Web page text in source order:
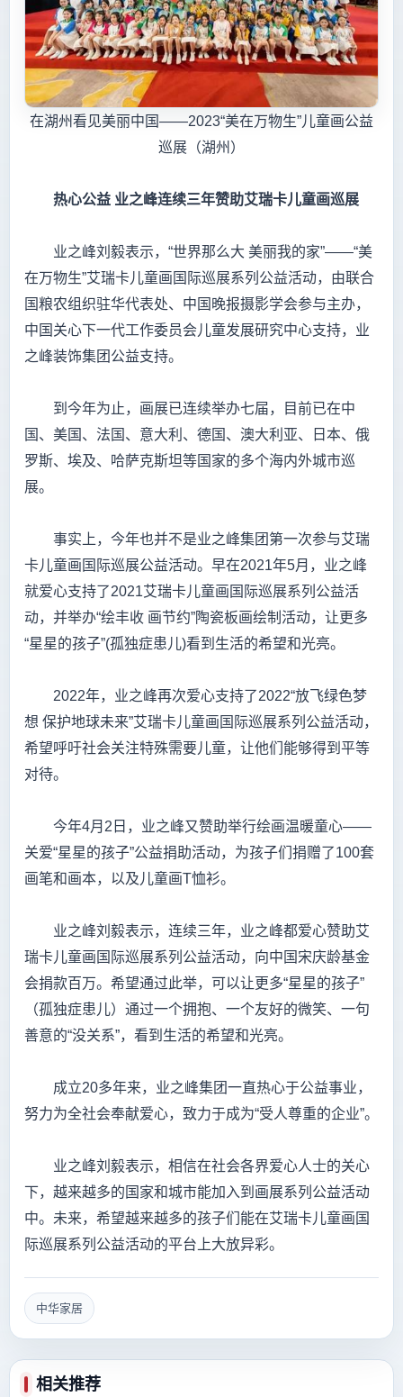
在湖州看见美丽中国——2023“美在万物生”儿童画公益
巡展（湖州）
热心公益 业之峰连续三年赞助艾瑞卡儿童画巡展
业之峰刘毅表示，“世界那么大 美丽我的家”——“美
在万物生”艾瑞卡儿童画国际巡展系列公益活动，由联合
国粮农组织驻华代表处、中国晚报摄影学会参与主办，
中国关心下一代工作委员会儿童发展研究中心支持，业
之峰装饰集团公益支持。
到今年为止，画展已连续举办七届，目前已在中
国、美国、法国、意大利、德国、澳大利亚、日本、俄
罗斯、埃及、哈萨克斯坦等国家的多个海内外城市巡
展。
事实上，今年也并不是业之峰集团第一次参与艾瑞
卡儿童画国际巡展公益活动。早在2021年5月，业之峰
就爱心支持了2021艾瑞卡儿童画国际巡展系列公益活
动，并举办“绘丰收 画节约”陶瓷板画绘制活动，让更多
“星星的孩子”(孤独症患儿)看到生活的希望和光亮。
2022年，业之峰再次爱心支持了2022“放飞绿色梦
想 保护地球未来”艾瑞卡儿童画国际巡展系列公益活动，
希望呼吁社会关注特殊需要儿童，让他们能够得到平等
对待。
今年4月2日，业之峰又赞助举行绘画温暖童心——
关爱“星星的孩子”公益捐助活动，为孩子们捐赠了100套
画笔和画本，以及儿童画T恤衫。
业之峰刘毅表示，连续三年，业之峰都爱心赞助艾
瑞卡儿童画国际巡展系列公益活动，向中国宋庆龄基金
会捐款百万。希望通过此举，可以让更多“星星的孩子”
（孤独症患儿）通过一个拥抱、一个友好的微笑、一句
善意的“没关系”，看到生活的希望和光亮。
成立20多年来，业之峰集团一直热心于公益事业，
努力为全社会奉献爱心，致力于成为“受人尊重的企业”。
业之峰刘毅表示，相信在社会各界爱心人士的关心
下，越来越多的国家和城市能加入到画展系列公益活动
中。未来，希望越来越多的孩子们能在艾瑞卡儿童画国
际巡展系列公益活动的平台上大放异彩。
中华家居
相关推荐